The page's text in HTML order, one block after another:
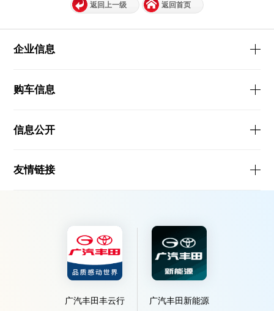
返回上一级 返回首页
企业信息
购车信息
信息公开
友情链接
广汽丰田丰云行 广汽丰田新能源